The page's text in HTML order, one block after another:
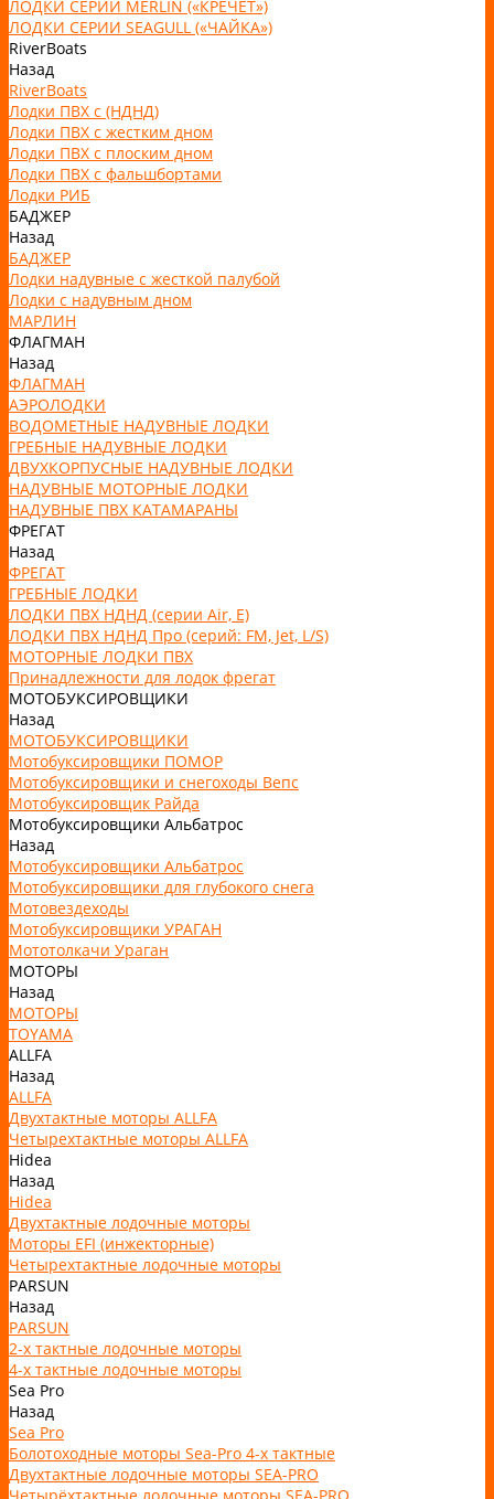
ЛОДКИ СЕРИИ MERLIN («КРЕЧЕТ»)
ЛОДКИ СЕРИИ SEAGULL («ЧАЙКА»)
RiverBoats
Назад
RiverBoats
Лодки ПВХ с (НДНД)
Лодки ПВХ с жестким дном
Лодки ПВХ с плоским дном
Лодки ПВХ с фальшбортами
Лодки РИБ
БАДЖЕР
Назад
БАДЖЕР
Лодки надувные с жесткой палубой
Лодки с надувным дном
МАРЛИН
ФЛАГМАН
Назад
ФЛАГМАН
АЭРОЛОДКИ
ВОДОМЕТНЫЕ НАДУВНЫЕ ЛОДКИ
ГРЕБНЫЕ НАДУВНЫЕ ЛОДКИ
ДВУХКОРПУСНЫЕ НАДУВНЫЕ ЛОДКИ
НАДУВНЫЕ МОТОРНЫЕ ЛОДКИ
НАДУВНЫЕ ПВХ КАТАМАРАНЫ
ФРЕГАТ
Назад
ФРЕГАТ
ГРЕБНЫЕ ЛОДКИ
ЛОДКИ ПВХ НДНД (серии Air, Е)
ЛОДКИ ПВХ НДНД Про (серий: FM, Jet, L/S)
МОТОРНЫЕ ЛОДКИ ПВХ
Принадлежности для лодок фрегат
МОТОБУКСИРОВЩИКИ
Назад
МОТОБУКСИРОВЩИКИ
Мотобуксировщики ПОМОР
Мотобуксировщики и снегоходы Вепс
Мотобуксировщик Райда
Мотобуксировщики Альбатрос
Назад
Мотобуксировщики Альбатрос
Мотобуксировщики для глубокого снега
Мотовездеходы
Мотобуксировщики УРАГАН
Мототолкачи Ураган
МОТОРЫ
Назад
МОТОРЫ
TOYAMA
ALLFA
Назад
ALLFA
Двухтактные моторы ALLFA
Четырехтактные моторы ALLFA
Hidea
Назад
Hidea
Двухтактные лодочные моторы
Моторы EFI (инжекторные)
Четырехтактные лодочные моторы
PARSUN
Назад
PARSUN
2-х тактные лодочные моторы
4-х тактные лодочные моторы
Sea Pro
Назад
Sea Pro
Болотоходные моторы Sea-Pro 4-х тактные
Двухтактные лодочные моторы SEA-PRO